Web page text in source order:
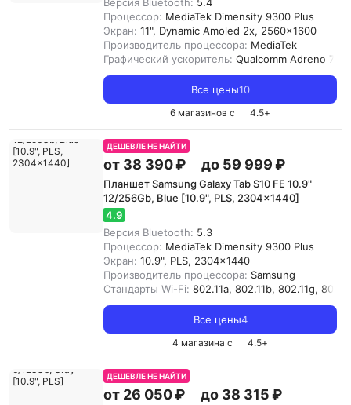
Процессор: MediaTek Dimensity 9300 Plus
Экран: 11", Dynamic Amoled 2x, 2560x1600
Производитель процессора: MediaTek
Графический ускоритель: Qualcomm Adreno 735
Все цены10
6 магазинов с 4.5+
ДЕШЕВЛЕ НЕ НАЙТИ
от 38 390 ₽ до 59 999 ₽
Планшет Samsung Galaxy Tab S10 FE 10.9"
12/256Gb, Blue [10.9", PLS, 2304x1440]
4.9
Версия Bluetooth: 5.3
Процессор: MediaTek Dimensity 9300 Plus
Экран: 10.9", PLS, 2304x1440
Производитель процессора: Samsung
Стандарты Wi-Fi: 802.11a, 802.11b, 802.11g,
Все цены4
4 магазина с 4.5+
ДЕШЕВЛЕ НЕ НАЙТИ
от 26 050 ₽ до 38 315 ₽